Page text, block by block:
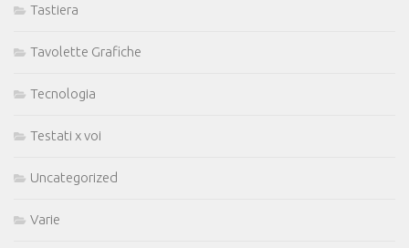
Tastiera
Tavolette Grafiche
Tecnologia
Testati x voi
Uncategorized
Varie